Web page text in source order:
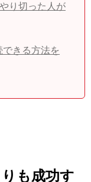
り切った人が
きる方法を
りも成功す